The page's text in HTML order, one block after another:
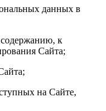
данных в
содержанию, к
Сайта;
на Сайте,